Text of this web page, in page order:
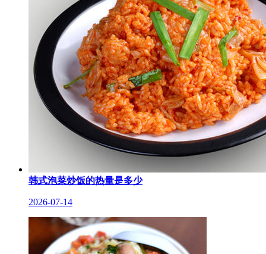
韩式泡菜炒饭的热量是多少
2026-07-14